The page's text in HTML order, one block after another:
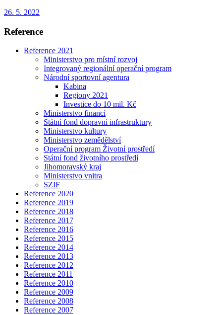
26. 5. 2022
Reference
Reference 2021
Ministerstvo pro místní rozvoj
Integrovaný regionální operační program
Národní sportovní agentura
Kabina
Regiony 2021
Investice do 10 mil. Kč
Ministerstvo financí
Státní fond dopravní infrastruktury
Ministerstvo kultury
Ministerstvo zemědělství
Operační program Životní prostředí
Státní fond životního prostředí
Jihomoravský kraj
Ministerstvo vnitra
SZIF
Reference 2020
Reference 2019
Reference 2018
Reference 2017
Reference 2016
Reference 2015
Reference 2014
Reference 2013
Reference 2012
Reference 2011
Reference 2010
Reference 2009
Reference 2008
Reference 2007